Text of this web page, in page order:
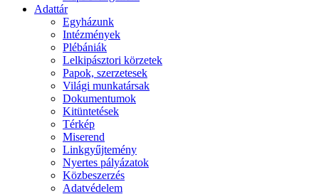
Adattár
Egyházunk
Intézmények
Plébániák
Lelkipásztori körzetek
Papok, szerzetesek
Világi munkatársak
Dokumentumok
Kitüntetések
Térkép
Miserend
Linkgyűjtemény
Nyertes pályázatok
Közbeszerzés
Adatvédelem